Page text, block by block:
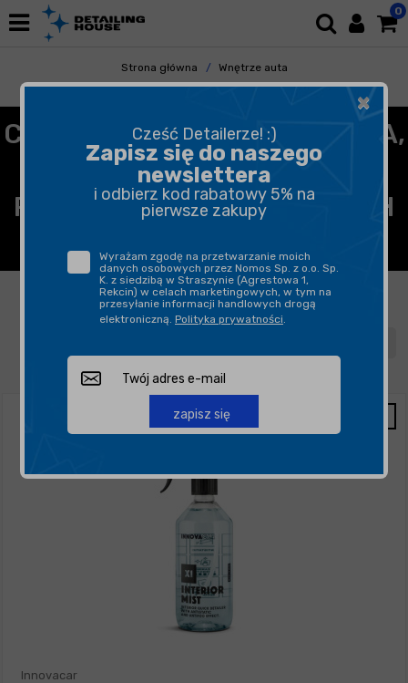
0
Strona główna
Wnętrze auta
Plastiki Wewnętrzne
CZYSZCZENIE, REGENERACJA,
ODNAWIANIE KOKPITU I
PLASTIKÓW WEWNĘTRZNYCH
W SAMOCHODZIE
FILTROWANIE SORTUJ
Innovacar
×
Cześć Detailerze! :)
Zapisz się do naszego
newslettera
i odbierz kod rabatowy 5% na
pierwsze zakupy
Wyrażam zgodę na przetwarzanie moich
danych osobowych przez Nomos Sp. z o.o. Sp.
K. z siedzibą w Straszynie (Agrestowa 1,
Rekcin) w celach marketingowych, w tym na
przesyłanie informacji handlowych drogą
elektroniczną. Polityka prywatności.
zapisz się